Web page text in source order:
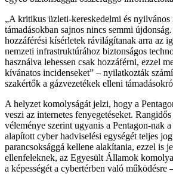
„A kritikus üzleti-kereskedelmi és
támadásokban sajnos nincs semmi
hozzáférési kísérletek rávilágítanak arra az
nemzeti infrastruktúrához biztonságos
használva lehessen csak hozzáférni, ezzel
kívánatos incidenseket” – nyilatkozták
szakértők a gázvezetékek elleni
A helyzet komolyságát jelzi, hogy a
veszi az internetes fenyegetéseket.
véleménye szerint ugyanis a Pentagon-nak
alapított cyber hadviselési egységét teljes
parancsoksággá kellene alakítania, ezzel is
ellenfeleknek, az Egyesült Államok
a képességét a cybertérben való működésre